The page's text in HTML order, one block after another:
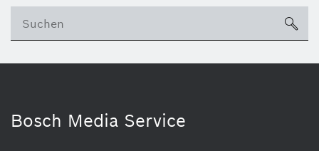
Bosch Media Service